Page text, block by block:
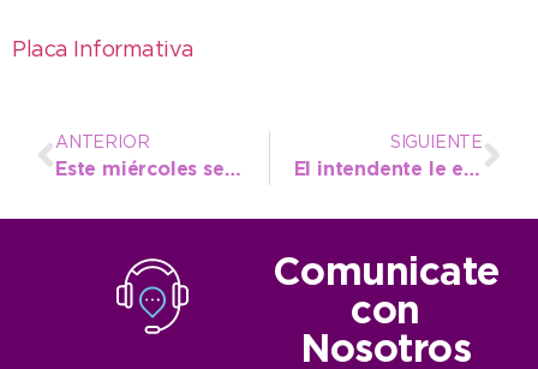
Placa Informativa
ANTERIOR
Este miércoles se desarrollará una nueva jornada de firma de escrituras en la comuna
SIGUIENTE
El intendente le entregó un presente a Huracán por los 100 años del club
Comunicate
con
Nosotros